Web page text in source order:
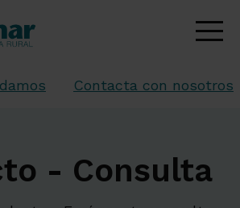
Contacta con nosotros
- Consulta